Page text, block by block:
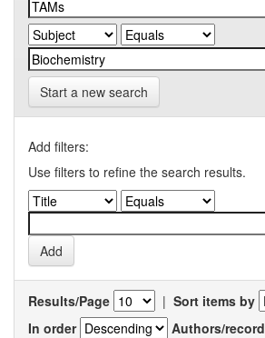
Start a new search
Add filters:
Use filters to refine the search results.
Results/Page | Sort items by
In order
Authors/record